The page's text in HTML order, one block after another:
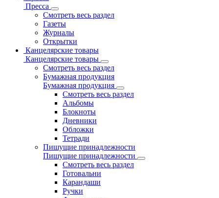
Пресса
Смотреть весь раздел
Газеты
Журналы
Открытки
Канцелярские товары
Канцелярские товары
Смотреть весь раздел
Бумажная продукция
Бумажная продукция
Смотреть весь раздел
Альбомы
Блокноты
Дневники
Обложки
Тетради
Пишущие принадлежности
Пишущие принадлежности
Смотреть весь раздел
Готовальни
Карандаши
Ручки